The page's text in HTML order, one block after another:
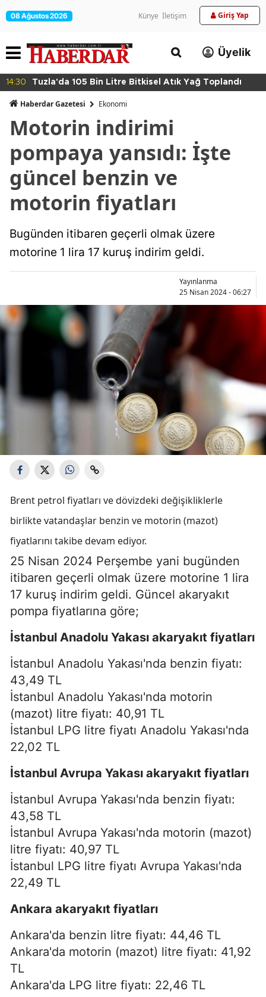
08 Ağustos 2026 Künye İletişim Giriş Yap
Üyelik
14:30 Tuzla'da 105 Bin Litre Bitkisel Atık Yağ Toplandı
Haberdar Gazetesi Ekonomi
Motorin indirimi
pompaya yansıdı: İşte
güncel benzin ve
motorin fiyatları
Bugünden itibaren geçerli olmak üzere
motorine 1 lira 17 kuruş indirim geldi.
Yayınlanma
25 Nisan 2024 - 06:27
Brent petrol fiyatları ve dövizdeki değişikliklerle
birlikte vatandaşlar benzin ve motorin (mazot)
fiyatlarını takibe devam ediyor.
25 Nisan 2024 Perşembe yani bugünden
itibaren geçerli olmak üzere motorine 1 lira
17 kuruş indirim geldi. Güncel akaryakıt
pompa fiyatlarına göre;
İstanbul Anadolu Yakası akaryakıt fiyatları
İstanbul Anadolu Yakası'nda benzin fiyatı:
43,49 TL
İstanbul Anadolu Yakası'nda motorin
(mazot) litre fiyatı: 40,91 TL
İstanbul LPG litre fiyatı Anadolu Yakası'nda
22,02 TL
İstanbul Avrupa Yakası akaryakıt fiyatları
İstanbul Avrupa Yakası'nda benzin fiyatı:
43,58 TL
İstanbul Avrupa Yakası'nda motorin (mazot)
litre fiyatı: 40,97 TL
İstanbul LPG litre fiyatı Avrupa Yakası'nda
22,49 TL
Ankara akaryakıt fiyatları
Ankara'da benzin litre fiyatı: 44,46 TL
Ankara'da motorin (mazot) litre fiyatı: 41,92
TL
Ankara'da LPG litre fiyatı: 22,46 TL